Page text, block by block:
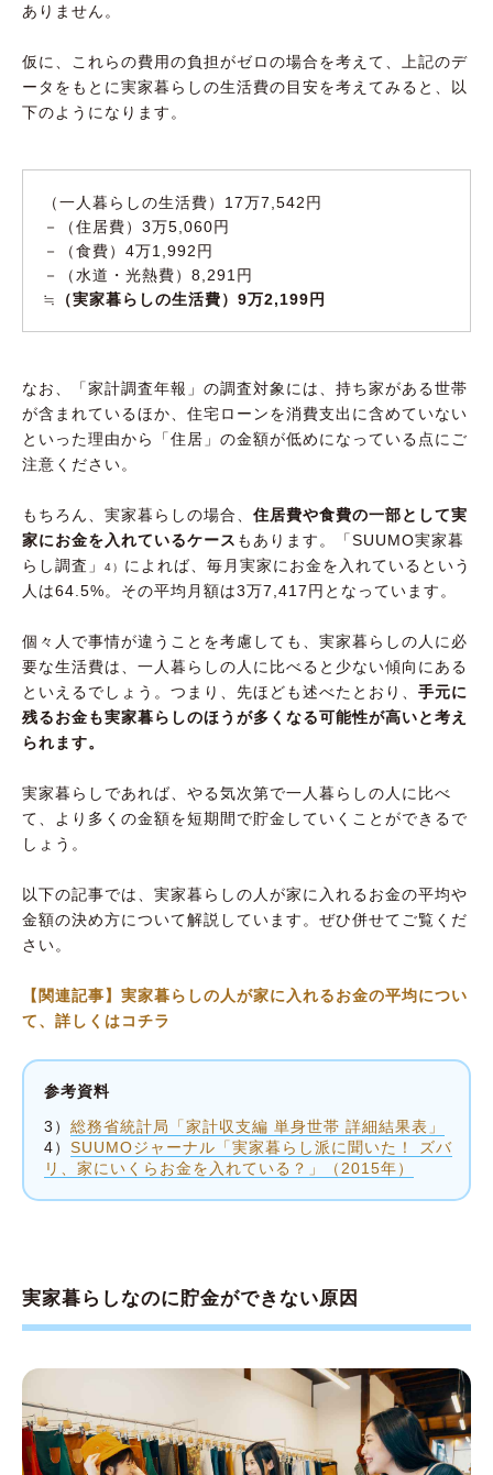
ありません。
仮に、これらの費用の負担がゼロの場合を考えて、上記のデ
ータをもとに実家暮らしの生活費の目安を考えてみると、以
下のようになります。
（一人暮らしの生活費）17万7,542円
－（住居費）3万5,060円
－（食費）4万1,992円
－（水道・光熱費）8,291円
≒
（実家暮らしの生活費）9万2,199円
なお、「家計調査年報」の調査対象には、持ち家がある世帯
が含まれているほか、住宅ローンを消費支出に含めていない
といった理由から「住居」の金額が低めになっている点にご
注意ください。
もちろん、実家暮らしの場合、 住居費や食費の一部として実
家にお金を入れているケース もあります。「SUUMO実家暮
らし調査」
4） によれば、毎月実家にお金を入れているという
人は64.5%。その平均月額は3万7,417円となっています。
個々人で事情が違うことを考慮しても、実家暮らしの人に必
要な生活費は、一人暮らしの人に比べると少ない傾向にある
といえるでしょう。つまり、先ほども述べたとおり、 手元に
残るお金も実家暮らしのほうが多くなる可能性が高いと考え
られます。
実家暮らしであれば、やる気次第で一人暮らしの人に比べ
て、より多くの金額を短期間で貯金していくことができるで
しょう。
以下の記事では、実家暮らしの人が家に入れるお金の平均や
金額の決め方について解説しています。ぜひ併せてご覧くだ
さい。
【関連記事】実家暮らしの人が家に入れるお金の平均につい
て、詳しくはコチラ
参考資料
3） 総務省統計局「家計収支編 単身世帯 詳細結果表」
4） SUUMOジャーナル「実家暮らし派に聞いた！ ズバ
リ、家にいくらお金を入れている？」（2015年）
実家暮らしなのに貯金ができない原因